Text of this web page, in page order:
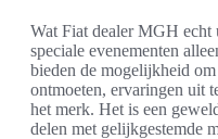
Wat Fiat dealer MGH echt
speciale evenementen
bieden de mogelijkheid
ontmoeten, ervaringen uit
het merk. Het is een
delen met gelijkgestemde